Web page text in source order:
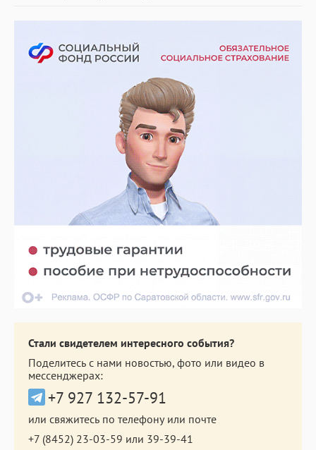
Стали свидетелем интересного события?
Поделитесь с нами новостью, фото или видео в
мессенджерах:
+7 927 132-57-91
или свяжитесь по телефону или почте
+7 (8452) 23-03-59 или 39-39-41